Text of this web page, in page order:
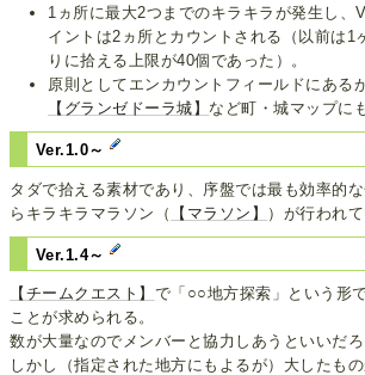
1ヵ所に最大2つまでのキラキラが発生し、
イントは2ヵ所とカウントされる（以前は1
りに拾える上限が40個であった）。
原則としてエンカウントフィールドにある
【グランゼドーラ城】 など町・城マップに
Ver.1.0～
タダで拾える素材であり、序盤では最も効率的
らキラキラマラソン（
【マラソン】 ）が行われて
Ver.1.4～
【チームクエスト】 で「○○地方探索」という形
ことが求められる。
数が大量なのでメンバーと協力しあうといいだろ
しかし（指定された地方にもよるが）大したも